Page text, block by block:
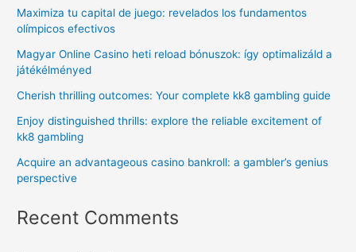
Maximiza tu capital de juego: revelados los fundamentos
olímpicos efectivos
Magyar Online Casino heti reload bónuszok: így optimalizáld a
játékélményed
Cherish thrilling outcomes: Your complete kk8 gambling guide
Enjoy distinguished thrills: explore the reliable excitement of
kk8 gambling
Acquire an advantageous casino bankroll: a gambler’s genius
perspective
Recent Comments